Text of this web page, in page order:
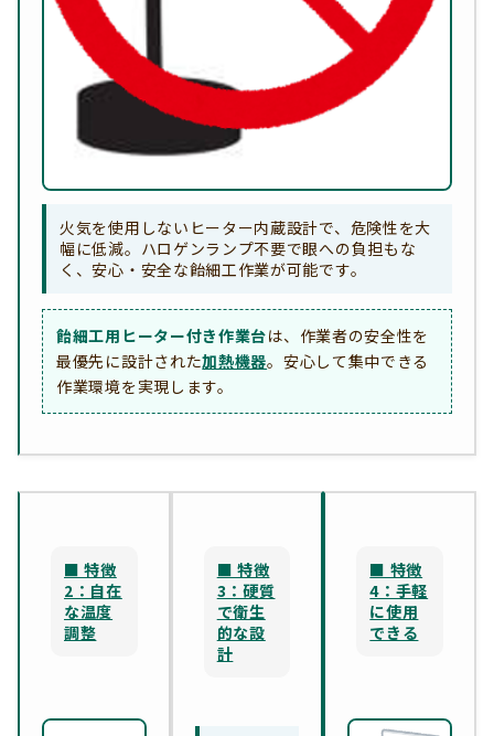
火気を使用しないヒーター内蔵設計で、危険性を大
幅に低減。ハロゲンランプ不要で眼への負担もな
く、安心・安全な飴細工作業が可能です。
飴細工用ヒーター付き作業台は、作業者の安全性を
最優先に設計された加熱機器。安心して集中できる
作業環境を実現します。
■ 特徴
2：自在
な温度
調整
■ 特徴
3：硬質
で衛生
的な設
計
■ 特徴
4：手軽
に使用
できる